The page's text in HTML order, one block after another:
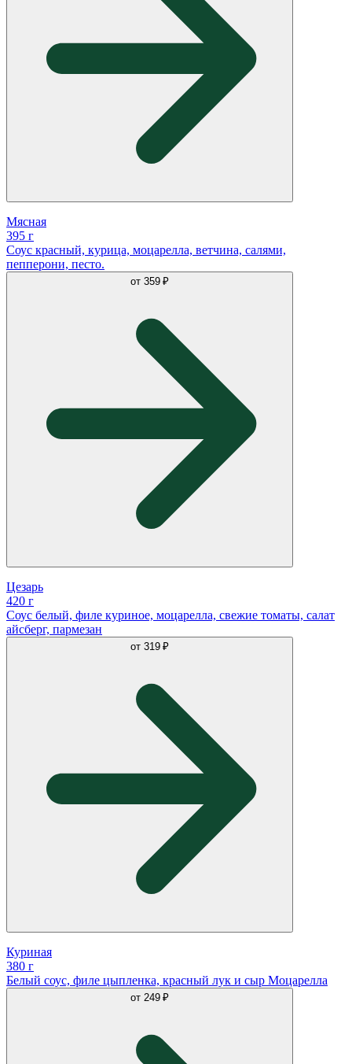
Мясная
395 г
Соус красный, курица, моцарелла, ветчина, салями,
пепперони, песто.
от 359 ₽
Цезарь
420 г
Соус белый, филе куриное, моцарелла, свежие томаты, салат
айсберг, пармезан
от 319 ₽
Куриная
380 г
Белый соус, филе цыпленка, красный лук и сыр Моцарелла
от 249 ₽